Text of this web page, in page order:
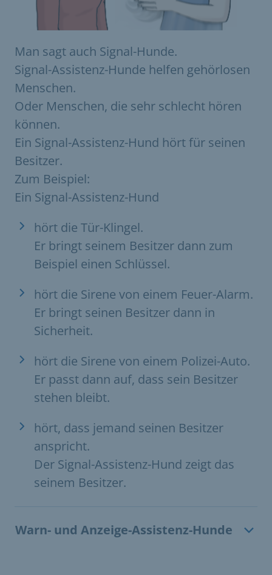
Man sagt auch Signal-Hunde.
Signal-Assistenz-Hunde helfen gehörlosen
Menschen.
Oder Menschen, die sehr schlecht hören
können.
Ein Signal-Assistenz-Hund hört für seinen
Besitzer.
Zum Beispiel:
Ein Signal-Assistenz-Hund
hört die Tür-Klingel.
Er bringt seinem Besitzer dann zum
Beispiel einen Schlüssel.
hört die Sirene von einem Feuer-Alarm.
Er bringt seinen Besitzer dann in
Sicherheit.
hört die Sirene von einem Polizei-Auto.
Er passt dann auf, dass sein Besitzer
stehen bleibt.
hört, dass jemand seinen Besitzer
anspricht.
Der Signal-Assistenz-Hund zeigt das
seinem Besitzer.
Warn- und Anzeige-Assistenz-Hunde